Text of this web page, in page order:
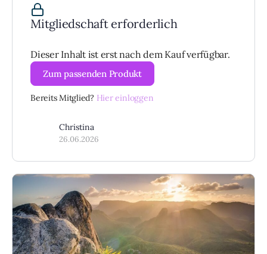
Mitgliedschaft erforderlich
Dieser Inhalt ist erst nach dem Kauf verfügbar.
Zum passenden Produkt
Bereits Mitglied? Hier einloggen
Christina
26.06.2026